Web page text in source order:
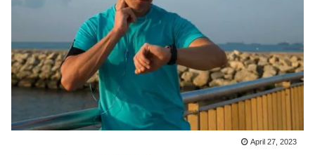
April 27, 2023